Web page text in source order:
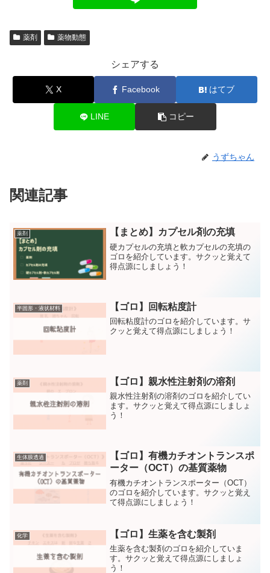
薬剤 薬物動態
シェアする
X Facebook はてブ
LINE コピー
うずちゃん
関連記事
薬剤 【まとめ】カプセル剤の充填
硬カプセルの充填と軟カプセルの充填の
ゴロを紹介しています。サクッと覚えて
得点源にしましょう！
半固形・液状材料 【ゴロ】回転粘度計
回転粘度計のゴロを紹介しています。サ
クッと覚えて得点源にしましょう！
薬剤 【ゴロ】親水性注射剤の溶剤
親水性注射剤の溶剤のゴロを紹介してい
ます。サクッと覚えて得点源にしましょ
う！
生体膜透過
【ゴロ】有機カチオントランスポ
ーター（OCT）の基質薬物
有機カチオントランスポーター（OCT）
のゴロを紹介しています。サクッと覚え
て得点源にしましょう！
化学 【ゴロ】生薬を含む製剤
生薬を含む製剤のゴロを紹介していま
す。サクッと覚えて得点源にしましょ
う！